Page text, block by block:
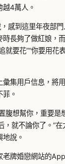
越4萬人。
，感到這里年夜部
時長夠了做紅娘，
就要花”“你要用花
集用戶信息，將
菲。
腹想幫你，重要是
，就不論你了。”
說。
老牌婚戀網站的